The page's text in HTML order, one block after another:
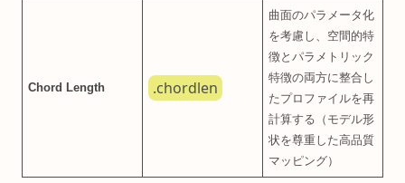
Chord Length .chordlen
曲面のパラメータ化
を考慮し、空間的特
徴とパラメトリック
特徴の両方に整合し
たプロファイルを再
計算する（モデル形
状を尊重した高品質
マッピング）